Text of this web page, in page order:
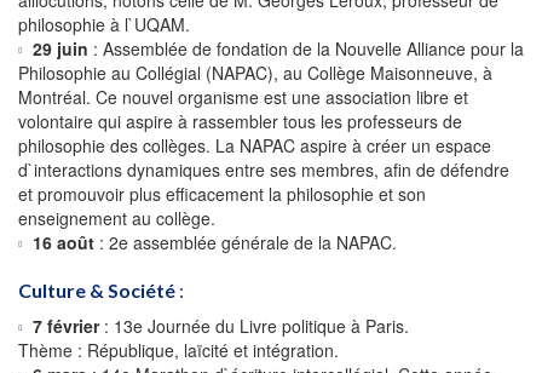
philosophie à l`UQAM.
29 juin : Assemblée de fondation de la Nouvelle Alliance pour la
Philosophie au Collégial (NAPAC), au Collège Maisonneuve, à
Montréal. Ce nouvel organisme est une association libre et
volontaire qui aspire à rassembler tous les professeurs de
philosophie des collèges. La NAPAC aspire à créer un espace
d`interactions dynamiques entre ses membres, afin de défendre
et promouvoir plus efficacement la philosophie et son
enseignement au collège.
16 août : 2e assemblée générale de la NAPAC.
Culture & Société :
7 février: 13e Journée du Livre politique à Paris.
Thème : République, laïcité et intégration.